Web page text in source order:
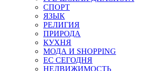
СПОРТ
ЯЗЫК
РЕЛИГИЯ
ПРИРОДА
КУХНЯ
МОДА И SHOPPING
ЕС СЕГОДНЯ
НЕДВИЖИМОСТЬ